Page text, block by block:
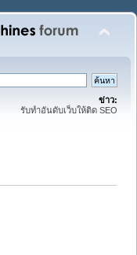
ข่าว:
รับทำอันดับเว็บให้ติด SEO